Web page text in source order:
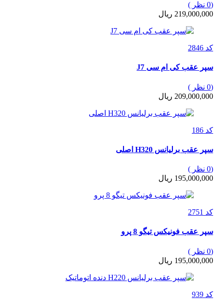
(0 نظر )
219,000,000 ریال
کد 2846
سپر عقب کی ام سی J7
(0 نظر )
209,000,000 ریال
کد 186
سپر عقب برلیانس H320 اصلی
(0 نظر )
195,000,000 ریال
کد 2751
سپر عقب فونیکس تیگو 8 پرو
(0 نظر )
195,000,000 ریال
کد 939